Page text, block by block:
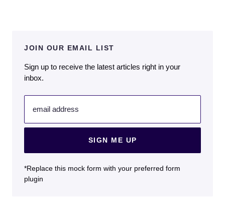
JOIN OUR EMAIL LIST
Sign up to receive the latest articles right in your
inbox.
email address
SIGN ME UP
*Replace this mock form with your preferred form
plugin